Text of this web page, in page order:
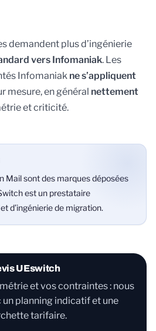
demandent plus d’ingénierie
vers Infomaniak. Les
Infomaniak ne s’appliquent
mesure, en général nettement
et criticité.
Mail sont des marques déposées
est un prestataire
d’ingénierie de migration.
UEswitch
et vos contraintes : nous
planning indicatif et une
tarifaire.